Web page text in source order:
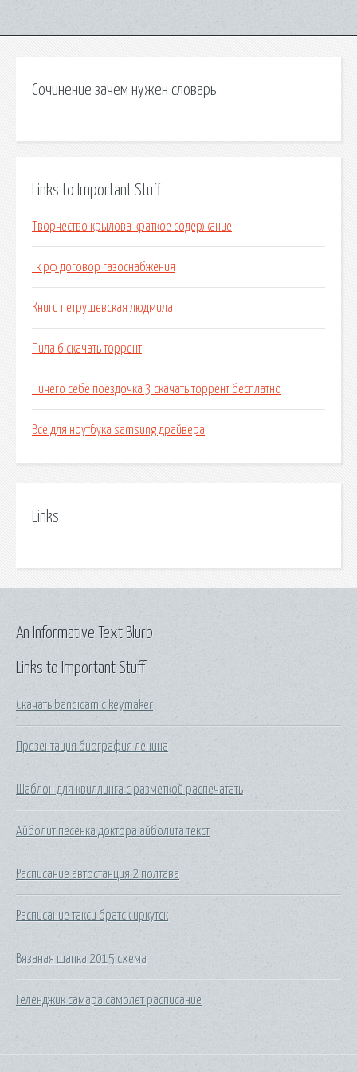
Сочинение зачем нужен словарь
Links to Important Stuff
Творчество крылова краткое содержание
Гк рф договор газоснабжения
Книги петрушевская людмила
Пила 6 скачать торрент
Ничего себе поездочка 3 скачать торрент бесплатно
Все для ноутбука samsung драйвера
Links
Links to Important Stuff
Скачать bandicam с keymaker
Презентация биография ленина
Шаблон для квиллинга с разметкой распечатать
Айболит песенка доктора айболита текст
Расписание автостанция 2 полтава
Расписание такси братск иркутск
Вязаная шапка 2015 схема
Геленджик самара самолет расписание
An Informative Text Blurb